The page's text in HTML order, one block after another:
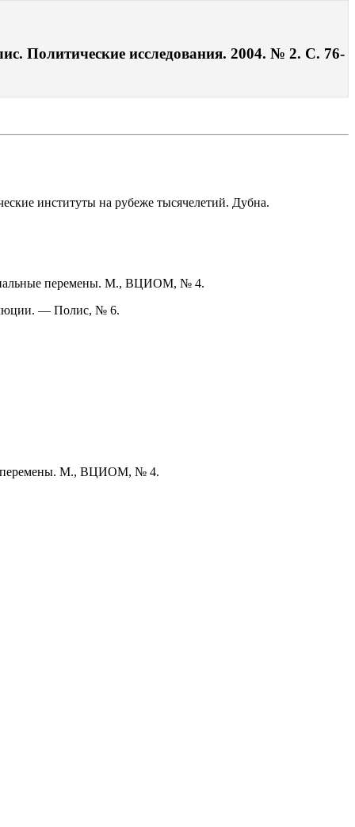
Политические исследования. 2004. № 2. С. 76-
институты на рубеже тысячелетий. Дубна.
перемены. М., ВЦИОМ, № 4.
— Полис, № 6.
перемены. М., ВЦИОМ, № 4.